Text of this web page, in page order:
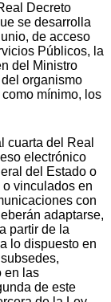
Decreto
se desarrolla
de acceso
Públicos, la
del Ministro
organismo
mínimo, los
cuarta del Real
electrónico
del Estado o
vinculados en
con
adaptarse,
partir de la
lo dispuesto en
en las
de este